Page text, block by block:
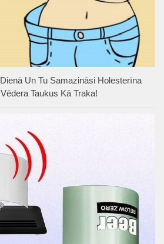
Un Tu Samazināsi Holesterīna
Taukus Kā Traka!